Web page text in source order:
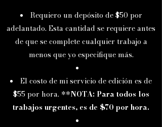
Requiero un depósito de $50 por
adelantado. Esta cantidad se requiere antes
de que se complete cualquier trabajo a
menos que yo especifique más.
El costo de mi servicio de edición es de
$55 por hora. **NOTA: Para todos los
trabajos urgentes, es de $70 por hora.